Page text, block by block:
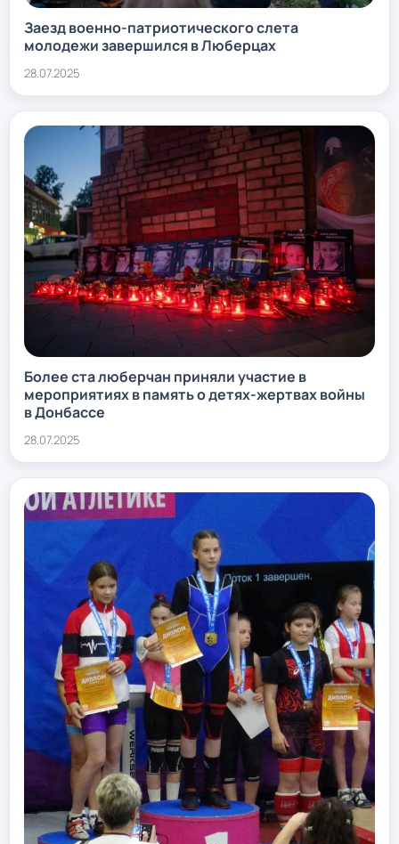
Заезд военно-патриотического слета
молодежи завершился в Люберцах
28.07.2025
Более ста люберчан приняли участие в
мероприятиях в память о детях-жертвах войны
в Донбассе
28.07.2025